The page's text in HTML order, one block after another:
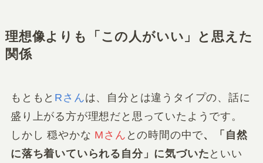
理想像よりも「この人がいい」と思えた
関係
もともと Rさんは、自分とは違うタイプの、話に
盛り上がる方が理想だと思っていたようです。
しかし 穏やかな Mさん との時間の中で、「自然
に落ち着いていられる自分」に気づいた といい